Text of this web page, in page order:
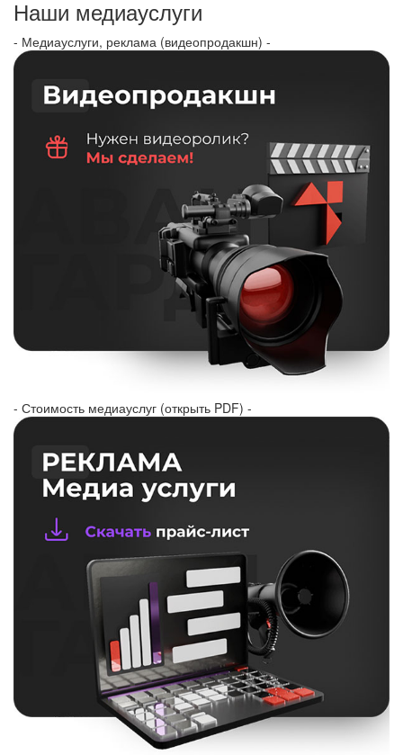
Наши медиауслуги
- Медиауслуги, реклама (видеопродакшн) -
- Стоимость медиауслуг (открыть PDF) -